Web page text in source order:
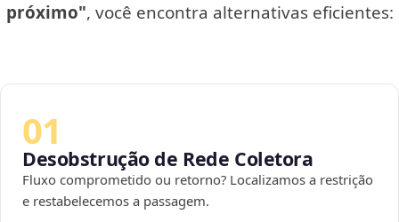
próximo", você encontra alternativas eficientes:
01
Desobstrução de Rede Coletora
Fluxo comprometido ou retorno? Localizamos a restrição
e restabelecemos a passagem.